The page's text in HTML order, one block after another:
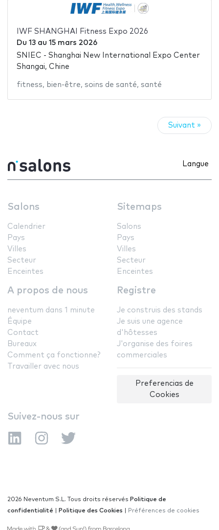
IWF SHANGHAI Fitness Expo 2026
Du 13au 15 mars 2026
SNIEC - Shanghai New International Expo Center
Shangai, Chine
fitness, bien-être, soins de santé, santé
Suivant »
Langue
Salons
Calendrier
Pays
Villes
Secteur
Enceintes
Sitemaps
Salons
Pays
Villes
Secteur
Enceintes
A propos de nous
neventum dans 1 minute
Équipe
Contact
Bureaux
Comment ça fonctionne?
Travailler avec nous
Registre
Je construis des stands
Je suis une agence
d'hôtesses
J'organise des foires
commerciales
Preferencias de
Cookies
Suivez-nous sur
2026 Neventum S.L. Tous droits réservés Politique de
confidentialité
Politique des Cookies Préférences de cookies